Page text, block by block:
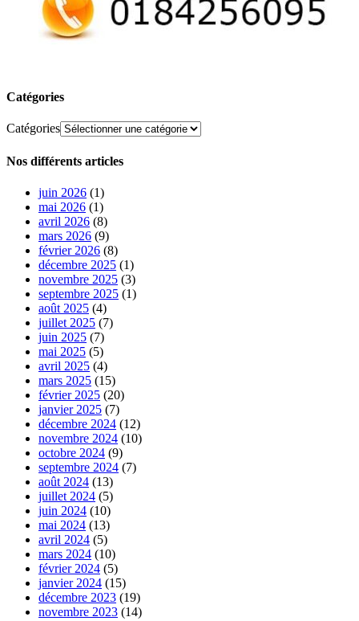
Catégories
Catégories
Nos différents articles
juin 2026 (1)
mai 2026 (1)
avril 2026 (8)
mars 2026 (9)
février 2026 (8)
décembre 2025 (1)
novembre 2025 (3)
septembre 2025 (1)
août 2025 (4)
juillet 2025 (7)
juin 2025 (7)
mai 2025 (5)
avril 2025 (4)
mars 2025 (15)
février 2025 (20)
janvier 2025 (7)
décembre 2024 (12)
novembre 2024 (10)
octobre 2024 (9)
septembre 2024 (7)
août 2024 (13)
juillet 2024 (5)
juin 2024 (10)
mai 2024 (13)
avril 2024 (5)
mars 2024 (10)
février 2024 (5)
janvier 2024 (15)
décembre 2023 (19)
novembre 2023 (14)